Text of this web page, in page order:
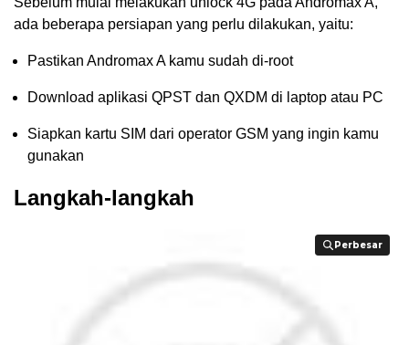
ada beberapa persiapan yang perlu dilakukan, yaitu:
Pastikan Andromax A kamu sudah di-root
Download aplikasi QPST dan QXDM di laptop atau PC
Siapkan kartu SIM dari operator GSM yang ingin kamu
gunakan
Langkah-langkah
Perbesar
Perbesar